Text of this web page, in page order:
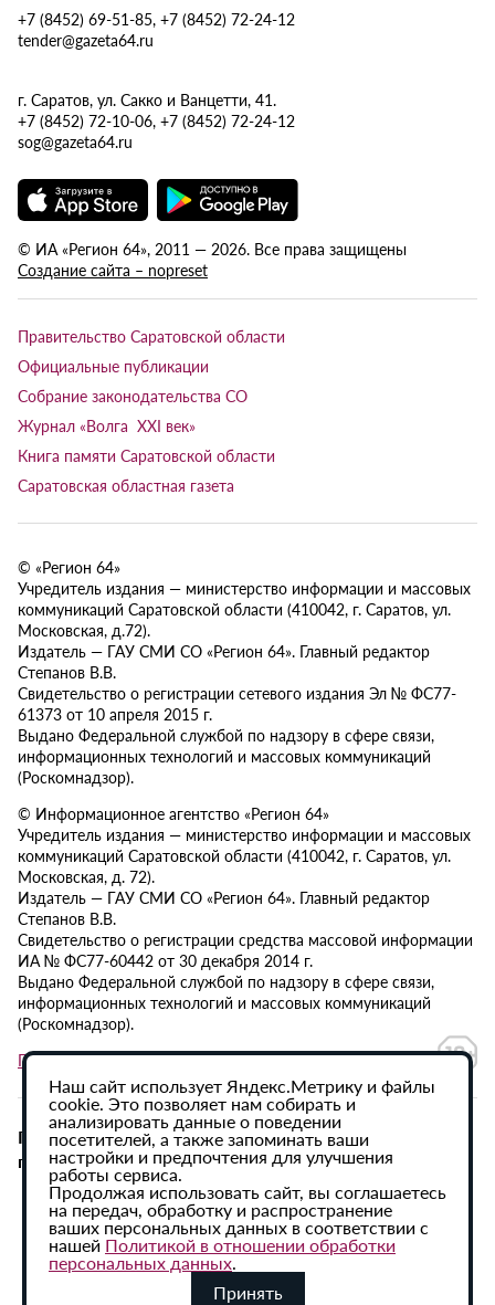
+7 (8452) 69-51-85, +7 (8452) 72-24-12
tender@gazeta64.ru
г. Саратов, ул. Сакко и Ванцетти, 41.
+7 (8452) 72-10-06, +7 (8452) 72-24-12
sog@gazeta64.ru
© ИА «Регион 64», 2011 — 2026. Все права защищены
Создание сайта – nopreset
Правительство Саратовской области
Официальные публикации
Собрание законодательства СО
Журнал «Волга XXI век»
Книга памяти Саратовской области
Саратовская областная газета
© «Регион 64»
Учредитель издания — министерство информации и массовых
коммуникаций Саратовской области (410042, г. Саратов, ул.
Московская, д.72).
Издатель — ГАУ СМИ СО «Регион 64». Главный редактор
Степанов В.В.
Свидетельство о регистрации сетевого издания Эл № ФС77-
61373 от 10 апреля 2015 г.
Выдано Федеральной службой по надзору в сфере связи,
информационных технологий и массовых коммуникаций
(Роскомнадзор).
© Информационное агентство «Регион 64»
Учредитель издания — министерство информации и массовых
коммуникаций Саратовской области (410042, г. Саратов, ул.
Московская, д. 72).
Издатель — ГАУ СМИ СО «Регион 64». Главный редактор
Степанов В.В.
Свидетельство о регистрации средства массовой информации
ИА № ФС77-60442 от 30 декабря 2014 г.
Выдано Федеральной службой по надзору в сфере связи,
информационных технологий и массовых коммуникаций
(Роскомнадзор).
Политика в отношении обработки персональных данных
При использовании материалов сайта активная
гиперссылка на ИА «Регион 64» обязательна.
Наш сайт использует Яндекс.Метрику и файлы
cookie. Это позволяет нам собирать и
анализировать данные о поведении
посетителей, а также запоминать ваши
настройки и предпочтения для улучшения
работы сервиса.
Продолжая использовать сайт, вы соглашаетесь
на передач, обработку и распространение
ваших персональных данных в соответствии с
нашей Политикой в отношении обработки
персональных данных.
Принять